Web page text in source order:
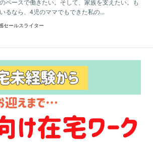
ペースで働きたい。そして、家族を支えたい。も
るなら、4児のママでもできた私の...
セールスライター